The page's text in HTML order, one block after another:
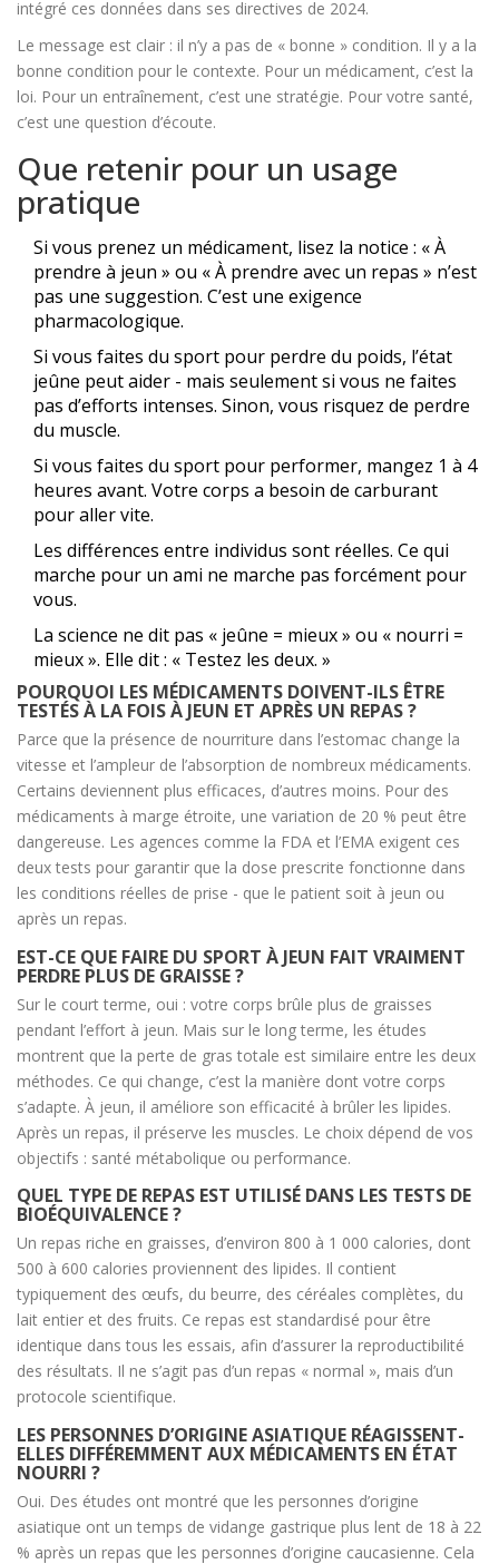
intégré ces données dans ses directives de 2024.
Le message est clair : il n’y a pas de « bonne » condition. Il y a la
bonne condition pour le contexte. Pour un médicament, c’est la
loi. Pour un entraînement, c’est une stratégie. Pour votre santé,
c’est une question d’écoute.
Que retenir pour un usage
pratique
Si vous prenez un médicament, lisez la notice : « À
prendre à jeun » ou « À prendre avec un repas » n’est
pas une suggestion. C’est une exigence
pharmacologique.
Si vous faites du sport pour perdre du poids, l’état
jeûne peut aider - mais seulement si vous ne faites
pas d’efforts intenses. Sinon, vous risquez de perdre
du muscle.
Si vous faites du sport pour performer, mangez 1 à 4
heures avant. Votre corps a besoin de carburant
pour aller vite.
Les différences entre individus sont réelles. Ce qui
marche pour un ami ne marche pas forcément pour
vous.
La science ne dit pas « jeûne = mieux » ou « nourri =
mieux ». Elle dit : « Testez les deux. »
POURQUOI LES MÉDICAMENTS DOIVENT-ILS ÊTRE
TESTÉS À LA FOIS À JEUN ET APRÈS UN REPAS ?
Parce que la présence de nourriture dans l’estomac change la
vitesse et l’ampleur de l’absorption de nombreux médicaments.
Certains deviennent plus efficaces, d’autres moins. Pour des
médicaments à marge étroite, une variation de 20 % peut être
dangereuse. Les agences comme la FDA et l’EMA exigent ces
deux tests pour garantir que la dose prescrite fonctionne dans
les conditions réelles de prise - que le patient soit à jeun ou
après un repas.
EST-CE QUE FAIRE DU SPORT À JEUN FAIT VRAIMENT
PERDRE PLUS DE GRAISSE ?
Sur le court terme, oui : votre corps brûle plus de graisses
pendant l’effort à jeun. Mais sur le long terme, les études
montrent que la perte de gras totale est similaire entre les deux
méthodes. Ce qui change, c’est la manière dont votre corps
s’adapte. À jeun, il améliore son efficacité à brûler les lipides.
Après un repas, il préserve les muscles. Le choix dépend de vos
objectifs : santé métabolique ou performance.
QUEL TYPE DE REPAS EST UTILISÉ DANS LES TESTS DE
BIOÉQUIVALENCE ?
Un repas riche en graisses, d’environ 800 à 1 000 calories, dont
500 à 600 calories proviennent des lipides. Il contient
typiquement des œufs, du beurre, des céréales complètes, du
lait entier et des fruits. Ce repas est standardisé pour être
identique dans tous les essais, afin d’assurer la reproductibilité
des résultats. Il ne s’agit pas d’un repas « normal », mais d’un
protocole scientifique.
LES PERSONNES D’ORIGINE ASIATIQUE RÉAGISSENT-
ELLES DIFFÉREMMENT AUX MÉDICAMENTS EN ÉTAT
NOURRI ?
Oui. Des études ont montré que les personnes d’origine
asiatique ont un temps de vidange gastrique plus lent de 18 à 22
% après un repas que les personnes d’origine caucasienne. Cela